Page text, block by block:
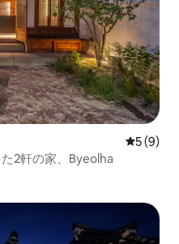
レビュー
5 (9)
2軒の家、Byeolha